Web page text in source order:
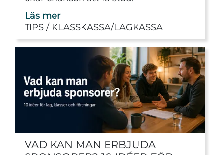
Läs mer
TIPS
KLASSKASSA/LAGKASSA
VAD KAN MAN ERBJUDA